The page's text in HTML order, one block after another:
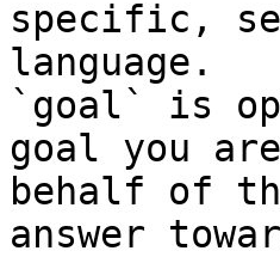
specific,
language.
`goal` is
goal you
behalf of
answer